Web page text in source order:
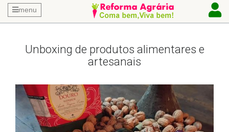
menu
Unboxing de produtos alimentares e
artesanais